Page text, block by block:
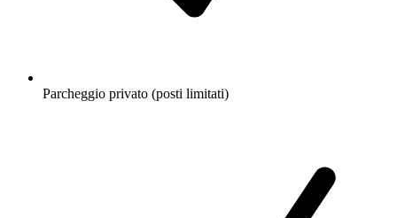
Parcheggio privato (posti limitati)